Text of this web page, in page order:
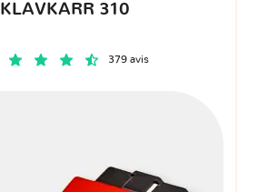
KLAVKARR 310
379 avis